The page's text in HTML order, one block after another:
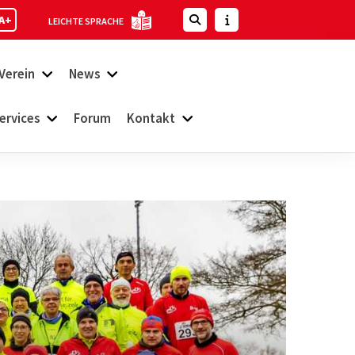
LEICHTE SPRACHE
News
Forum Kontakt